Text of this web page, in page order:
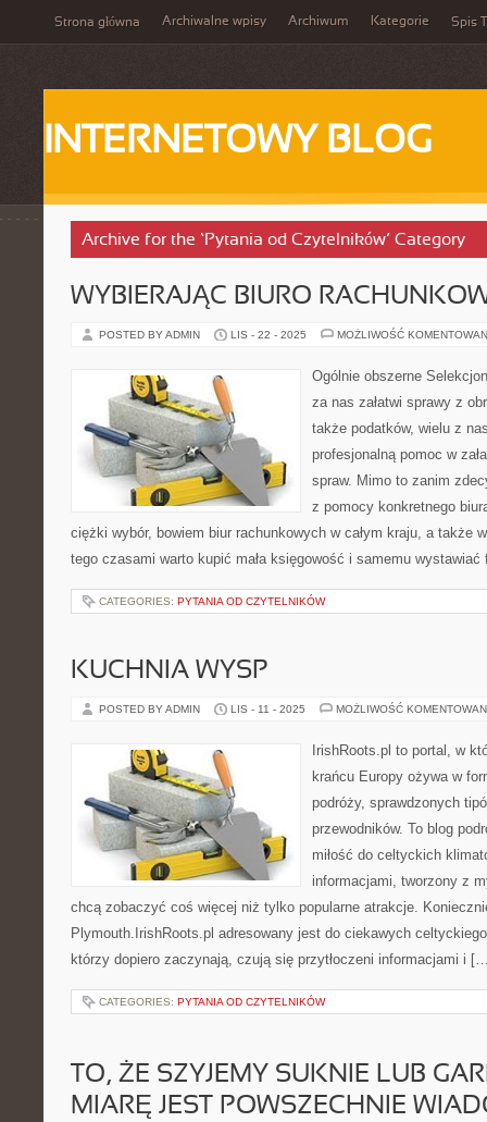
Strona główna Archiwalne wpisy Archiwum Kategorie Spis
INTERNETOWY BLOG
Archive for the ‘Pytania od Czytelników’ Category
WYBIERAJĄC BIURO
POSTED BY ADMIN LIS - 22 - 2025 MOŻLIWOŚĆ
Ogólnie obszerne
za nas załatwi sprawy z
także podatków, wielu z
profesjonalną pomoc w
spraw. Mimo to zanim
z pomocy konkretnego
ciężki wybór, bowiem biur rachunkowych w całym kraju, a także
tego czasami warto kupić mała księgowość i samemu
CATEGORIES: PYTANIA OD CZYTELNIKÓW
KUCHNIA WYSP
POSTED BY ADMIN LIS - 11 - 2025 MOŻLIWOŚĆ
IrishRoots.pl to portal, w
krańcu Europy ożywa w
podróży, sprawdzonych
przewodników. To blog
miłość do celtyckich
informacjami, tworzony z
chcą zobaczyć coś więcej niż tylko popularne atrakcje.
Plymouth.IrishRoots.pl adresowany jest do ciekawych
którzy dopiero zaczynają, czują się przytłoczeni informacjami i
CATEGORIES: PYTANIA OD CZYTELNIKÓW
TO, ŻE SZYJEMY SUKNIE LUB
MIARĘ JEST POWSZECHNIE